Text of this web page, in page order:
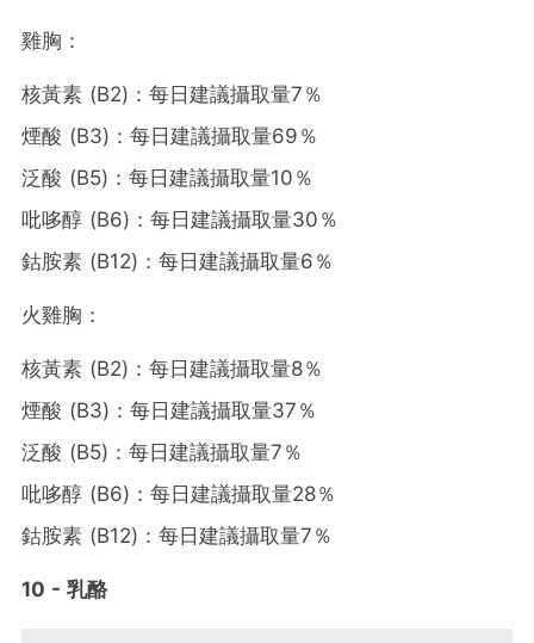
雞胸：
核黃素 (B2)：每日建議攝取量7％
煙酸 (B3)：每日建議攝取量69％
泛酸 (B5)：每日建議攝取量10％
吡哆醇 (B6)：每日建議攝取量30％
鈷胺素 (B12)：每日建議攝取量6％
火雞胸：
核黃素 (B2)：每日建議攝取量8％
煙酸 (B3)：每日建議攝取量37％
泛酸 (B5)：每日建議攝取量7％
吡哆醇 (B6)：每日建議攝取量28％
鈷胺素 (B12)：每日建議攝取量7％
10 - 乳酪